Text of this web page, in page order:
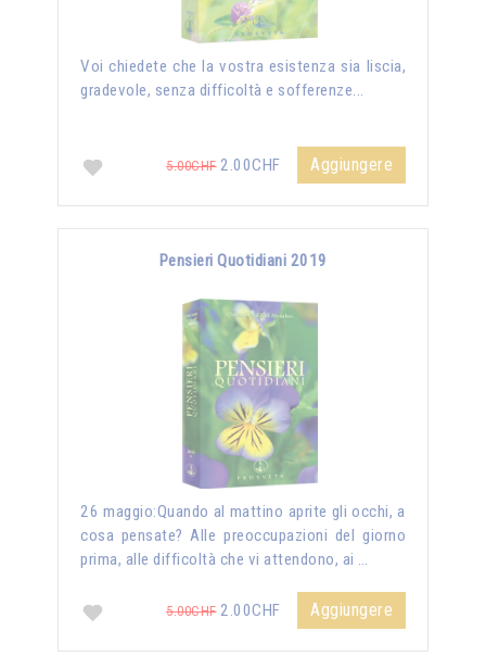
Voi chiedete che la vostra esistenza sia liscia,
gradevole, senza difficoltà e sofferenze...
5.00CHF2.00CHF Aggiungere
Pensieri Quotidiani 2019
26 maggio:Quando al mattino aprite gli occhi, a
cosa pensate? Alle preoccupazioni del giorno
prima, alle difficoltà che vi attendono, ai …
5.00CHF2.00CHF Aggiungere